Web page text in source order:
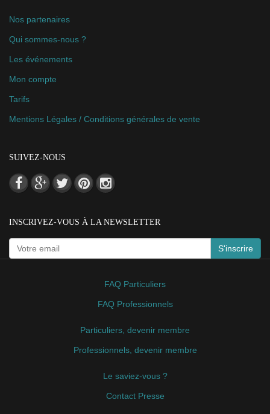
Nos partenaires
Qui sommes-nous ?
Les événements
Mon compte
Tarifs
Mentions Légales / Conditions générales de vente
SUIVEZ-NOUS
INSCRIVEZ-VOUS À LA NEWSLETTER
S'inscrire
FAQ Particuliers
FAQ Professionnels
Particuliers, devenir membre
Professionnels, devenir membre
Le saviez-vous ?
Contact Presse